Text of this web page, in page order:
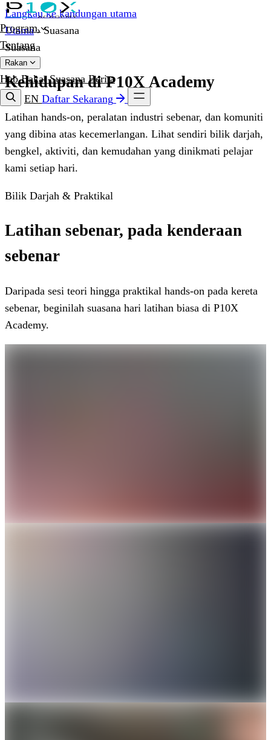
Langkau ke kandungan utama
Program
Tentang
Rakan
Hab BakatSuasana Berita
EN Daftar Sekarang
Utama › Suasana
Suasana
Kehidupan di P10X Academy
Latihan hands-on, peralatan industri sebenar, dan komuniti
yang dibina atas kecemerlangan. Lihat sendiri bilik darjah,
bengkel, aktiviti, dan kemudahan yang dinikmati pelajar
kami setiap hari.
Bilik Darjah & Praktikal
Latihan sebenar, pada kenderaan
sebenar
Daripada sesi teori hingga praktikal hands-on pada kereta
sebenar, beginilah suasana hari latihan biasa di P10X
Academy.